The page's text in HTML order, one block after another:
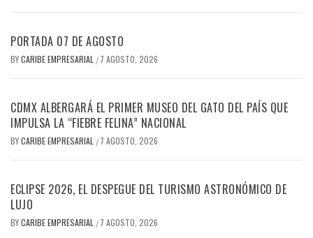
PORTADA 07 DE AGOSTO
BYCARIBE EMPRESARIAL / 7 AGOSTO, 2026
CDMX ALBERGARÁ EL PRIMER MUSEO DEL GATO DEL PAÍS QUE
IMPULSA LA “FIEBRE FELINA” NACIONAL
BYCARIBE EMPRESARIAL / 7 AGOSTO, 2026
ECLIPSE 2026, EL DESPEGUE DEL TURISMO ASTRONÓMICO DE
LUJO
BYCARIBE EMPRESARIAL / 7 AGOSTO, 2026